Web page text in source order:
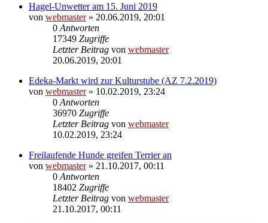
Hagel-Unwetter am 15. Juni 2019
von webmaster» 20.06.2019, 20:01
0 Antworten
17349 Zugriffe
Letzter Beitrag von webmaster
20.06.2019, 20:01
Edeka-Markt wird zur Kulturstube (AZ 7.2.2019)
von webmaster» 10.02.2019, 23:24
0 Antworten
36970 Zugriffe
Letzter Beitrag von webmaster
10.02.2019, 23:24
Freilaufende Hunde greifen Terrier an
von webmaster» 21.10.2017, 00:11
0 Antworten
18402 Zugriffe
Letzter Beitrag von webmaster
21.10.2017, 00:11